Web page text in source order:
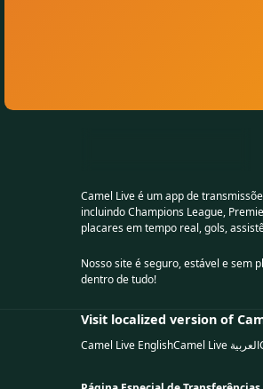
Camel Live é um app de
incluindo Champions League,
placares em tempo real, gols,
Nosso site é seguro, estável e sem
dentro de tudo!
Visit localized version of
Camel Live English Camel Live العربية